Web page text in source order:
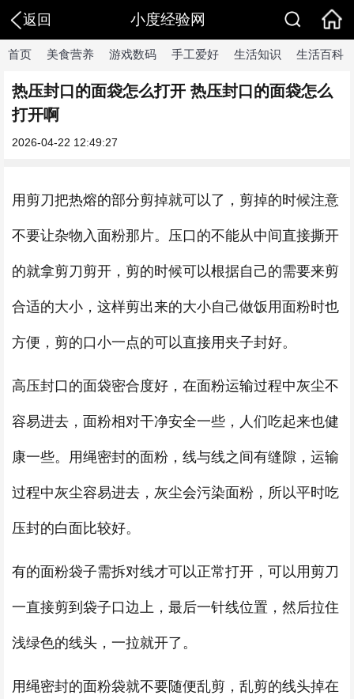
返回 小度经验网
首页 美食营养 游戏数码 手工爱好 生活知识 生活百科
热压封口的面袋怎么打开 热压封口的面袋怎么
打开啊
2026-04-22 12:49:27
用剪刀把热熔的部分剪掉就可以了，剪掉的时候注意
不要让杂物入面粉那片。压口的不能从中间直接撕开
的就拿剪刀剪开，剪的时候可以根据自己的需要来剪
合适的大小，这样剪出来的大小自己做饭用面粉时也
方便，剪的口小一点的可以直接用夹子封好。
高压封口的面袋密合度好，在面粉运输过程中灰尘不
容易进去，面粉相对干净安全一些，人们吃起来也健
康一些。用绳密封的面粉，线与线之间有缝隙，运输
过程中灰尘容易进去，灰尘会污染面粉，所以平时吃
压封的白面比较好。
有的面粉袋子需拆对线才可以正常打开，可以用剪刀
一直接剪到袋子口边上，最后一针线位置，然后拉住
浅绿色的线头，一拉就开了。
用绳密封的面粉袋就不要随便乱剪，乱剪的线头掉在